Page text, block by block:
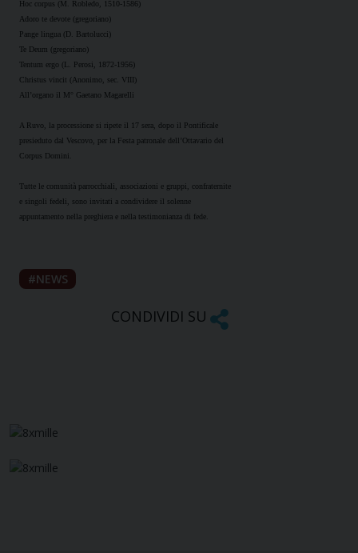
Hoc corpus (M. Robledo, 1510-1586)
Adoro te devote (gregoriano)
Pange lingua (D. Bartolucci)
Te Deum (gregoriano)
Tentum ergo (L. Perosi, 1872-1956)
Christus vincit (Anonimo, sec. VIII)
All’organo il M° Gaetano Magarelli
A Ruvo, la processione si ripete il 17 sera, dopo il Pontificale
presieduto dal Vescovo, per la Festa patronale dell’Ottavario del
Corpus Domini.
Tutte le comunità parrocchiali, associazioni e gruppi, confraternite
e singoli fedeli, sono invitati a condividere il solenne
appuntamento nella preghiera e nella testimonianza di fede.
NEWS
CONDIVIDI SU